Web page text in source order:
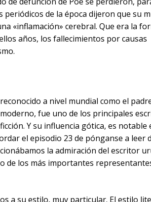
de la época dijeron que su
«inflamación» cerebral. Que era la
años, los fallecimientos por causas
a nivel mundial como el
fue uno de los principales
Y su influencia gótica, es notable
el episodio 23 de pónganse a leer
la admiración del escritor
de los más importantes
a su estilo, muy particular. El estilo